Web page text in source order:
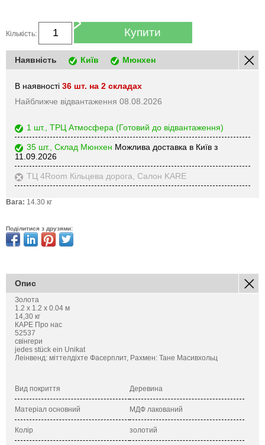
Кількість: Купити
Наявність Київ Мюнхен
В наявності 36 шт. на 2 складах
Найближче відвантаження 08.08.2026
1 шт., ТРЦ Атмосфера (Готовий до відвантаження)
35 шт., Склад Мюнхен Можлива доставка в Київ з
11.09.2026
ТЦ 4Room Кільцева дорога, Салон KARE
Вага: 14.30 кг
Поділитися з друзями:
Опис
Золота
1.2 х 1.2 х 0.04 м
14,30 кг
КАРЕ Про нас
52537
свінгери
jedes stück ein Unikat
Леінвенд: міттелдіхте Фасерплит, Рахмен: Тане Масивхольц
Вид покриття Деревина
Матеріал основний МДФ лакований
Колір золотий